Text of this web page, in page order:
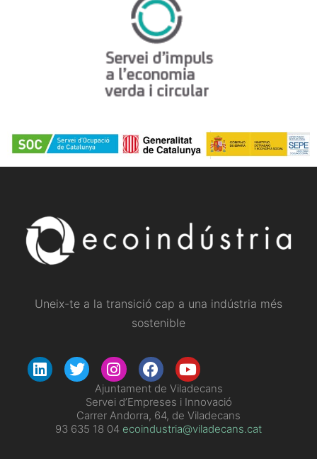
Uneix-te a la transició cap a una indústria més
sostenible
​Ajuntament de Viladecans
Servei d’Empreses i Innovació
Carrer Andorra, 64, de Viladecans
93 635 18 04 ecoindustria@viladecans.cat